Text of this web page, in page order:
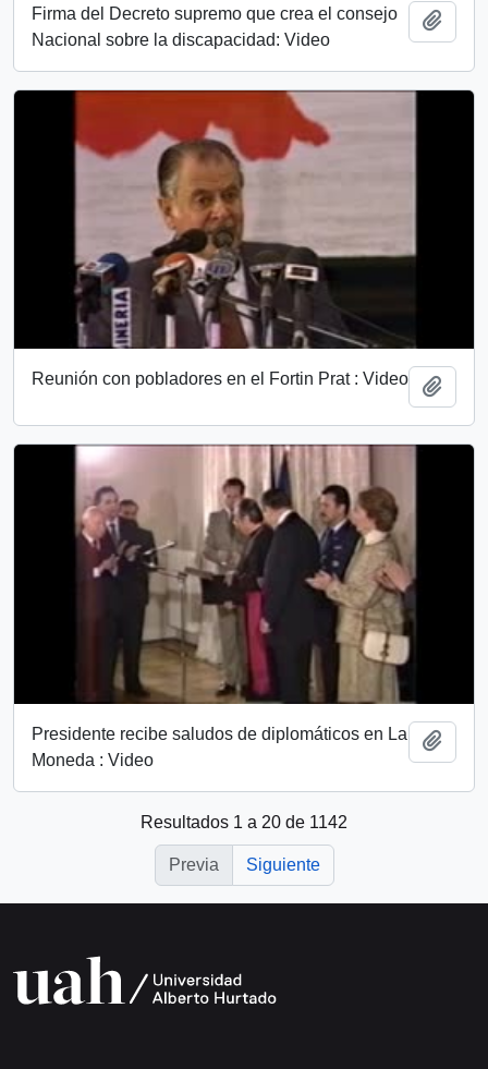
Firma del Decreto supremo que crea el consejo
Nacional sobre la discapacidad: Video
Reunión con pobladores en el Fortin Prat : Video
Presidente recibe saludos de diplomáticos en La
Moneda : Video
Resultados 1 a 20 de 1142
Previa Siguiente